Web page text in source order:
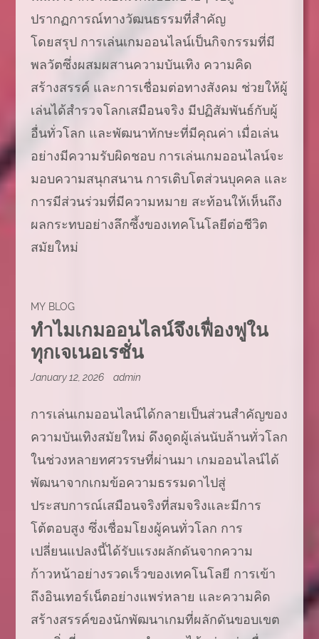
ปรากฏการณ์ทางวัฒนธรรมที่สำคัญ
โดยสรุป การเล่นเกมออนไลน์เป็นกิจกรรมที่มี
พลวัตซึ่งผสมผสานความบันเทิง ความคิด
สร้างสรรค์ และการเชื่อมต่อทางสังคม ช่วยให้ผู้
เล่นได้สำรวจโลกเสมือนจริง มีปฏิสัมพันธ์กับผู้
อื่นทั่วโลก และพัฒนาทักษะที่มีคุณค่า เมื่อเล่น
อย่างมีความรับผิดชอบ การเล่นเกมออนไลน์จะ
มอบความสนุกสนาน การเติบโตส่วนบุคคล และ
การมีส่วนร่วมที่มีความหมาย สะท้อนให้เห็นถึง
ผลกระทบอย่างลึกซึ้งของเทคโนโลยีต่อชีวิต
สมัยใหม่
MY BLOG
ทำไมเกมออนไลน์จึงเฟื่องฟูใน
ทุกเจเนอเรชั่น
January 12, 2026 admin
การเล่นเกมออนไลน์ได้กลายเป็นส่วนสำคัญของ
ความบันเทิงสมัยใหม่ ดึงดูดผู้เล่นนับล้านทั่วโลก
ในช่วงหลายทศวรรษที่ผ่านมา เกมออนไลน์ได้
พัฒนาจากเกมข้อความธรรมดาไปสู่
ประสบการณ์เสมือนจริงที่สมจริงและมีการ
โต้ตอบสูง ซึ่งเชื่อมโยงผู้คนทั่วโลก การ
เปลี่ยนแปลงนี้ได้รับแรงผลักดันจากความ
ก้าวหน้าอย่างรวดเร็วของเทคโนโลยี การเข้า
ถึงอินเทอร์เน็ตอย่างแพร่หลาย และความคิด
สร้างสรรค์ของนักพัฒนาเกมที่ผลักดันขอบเขต